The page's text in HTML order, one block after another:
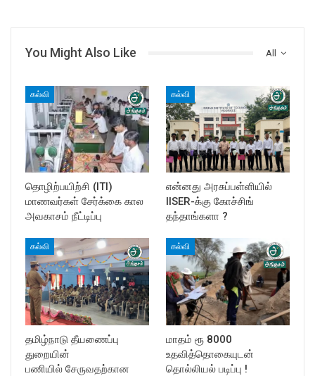
All
You Might Also Like
கல்வி
தொழிற்பயிற்சி (ITI)
மாணவர்கள் சேர்க்கை கால
அவகாசம் நீட்டிப்பு
கல்வி
என்னது அரசுப்பள்ளியில்
IISER-க்கு கோச்சிங்
தந்தாங்களா ?
கல்வி
தமிழ்நாடு தீயணைப்பு
துறையின்
பணியில் சேருவதற்கான
கல்வி
மாதம் ரூ 8000
உதவித்தொகையுடன்
தொல்லியல் படிப்பு !